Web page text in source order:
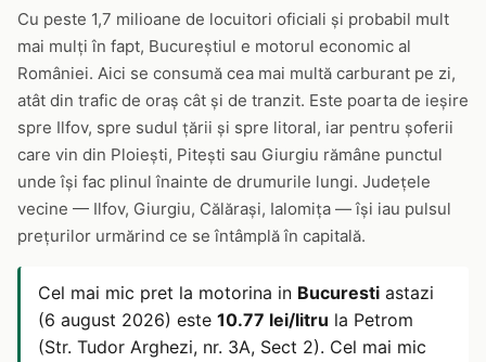
Cu peste 1,7 milioane de locuitori oficiali și probabil mult
mai mulți în fapt, Bucureștiul e motorul economic al
României. Aici se consumă cea mai multă carburant pe zi,
atât din trafic de oraș cât și de tranzit. Este poarta de ieșire
spre Ilfov, spre sudul țării și spre litoral, iar pentru șoferii
care vin din Ploiești, Pitești sau Giurgiu rămâne punctul
unde își fac plinul înainte de drumurile lungi. Județele
vecine — Ilfov, Giurgiu, Călărași, Ialomița — își iau pulsul
prețurilor urmărind ce se întâmplă în capitală.
Cel mai mic pret la motorina in Bucuresti astazi
(6 august 2026) este 10.77 lei/litru la Petrom
(Str. Tudor Arghezi, nr. 3A, Sect 2). Cel mai mic